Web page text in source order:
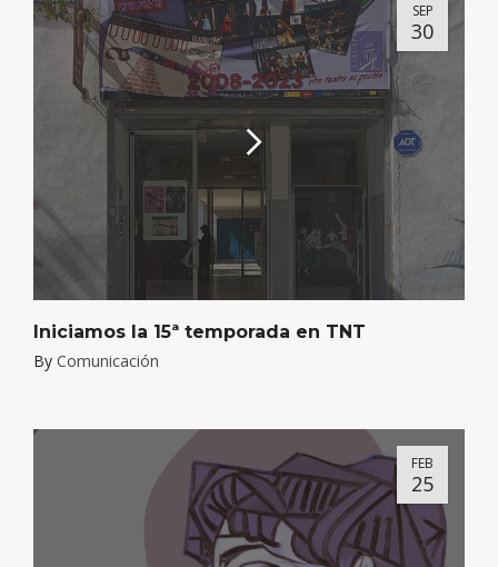
SEP
30
Iniciamos la 15ª temporada en TNT
By Comunicación
FEB
25